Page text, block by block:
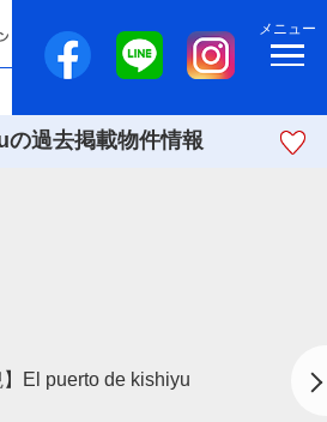
メニュー
過去掲載物件情報